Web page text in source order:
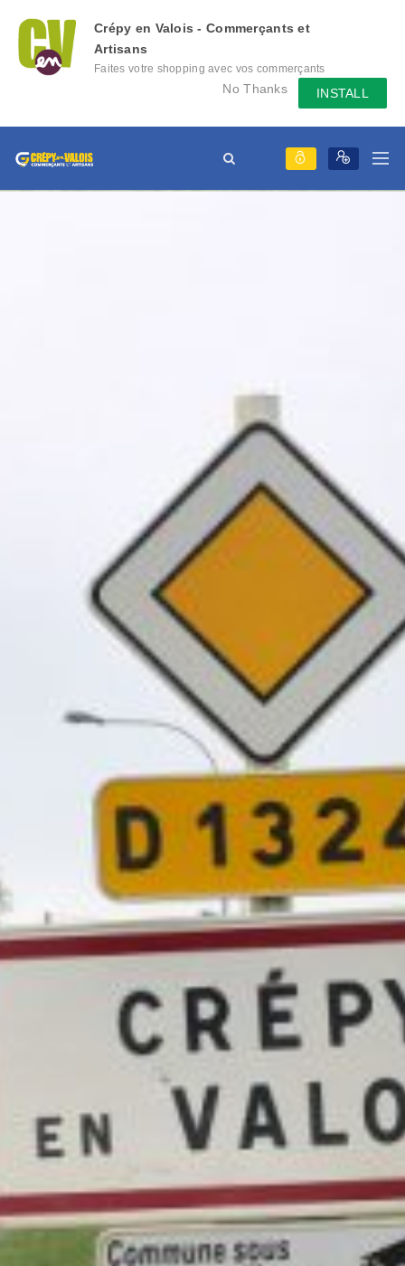
Crépy en Valois - Commerçants et
Artisans
Faites votre shopping avec vos commerçants
locaux depuis votre mobile, échangez des
messages avec eux, consultez le évènement
No Thanks INSTALL